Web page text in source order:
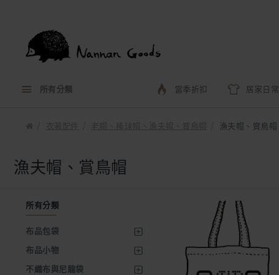
所有分類 當季折扣 居家日常
漁夫帽、賞鳥帽
漁夫帽、賞鳥帽
所有分類
布品包袋
布品小物
不織布與尼龍袋